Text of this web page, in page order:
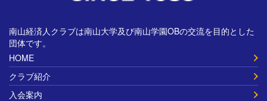
南山経済人クラブは南山大学及び南山学園OBの交流を目的とした
団体です。
HOME
クラブ紹介
入会案内